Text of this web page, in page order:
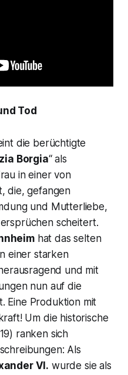
Tod
die berüchtigte
Borgia“ als
in einer von
die, gefangen
und Mutterliebe,
scheitert.
hat das selten
einer starken
und mit
nun auf die
Eine Produktion mit
Um die historische
ranken sich
Als
VI. wurde sie als